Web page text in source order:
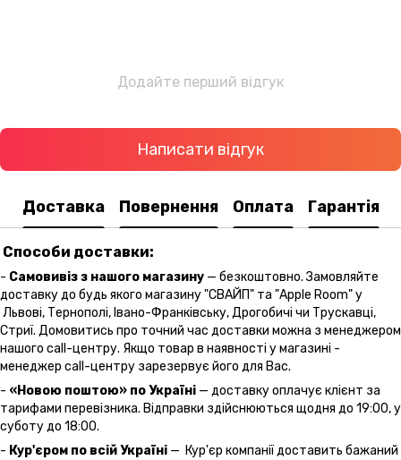
Додайте перший відгук
Написати відгук
Доставка Повернення Оплата Гарантія
Способи доставки:
- Самовивіз з нашого магазину — безкоштовно. Замовляйте
доставку до будь якого магазину "СВАЙП" та "Apple Room" у
Львові, Тернополі, Івано-Франківську, Дрогобичі чи Трускавці,
Стриї. Домовитись про точний час доставки можна з менеджером
нашого call-центру. Якщо товар в наявності у магазині -
менеджер call-центру зарезервує його для Вас.
- «Новою поштою» по Україні — доставку оплачує клієнт за
тарифами перевізника. Відправки здійснюються щодня до 19:00, у
суботу до 18:00.
- Кур'єром по всій Україні — Кур'єр компанії доставить бажаний